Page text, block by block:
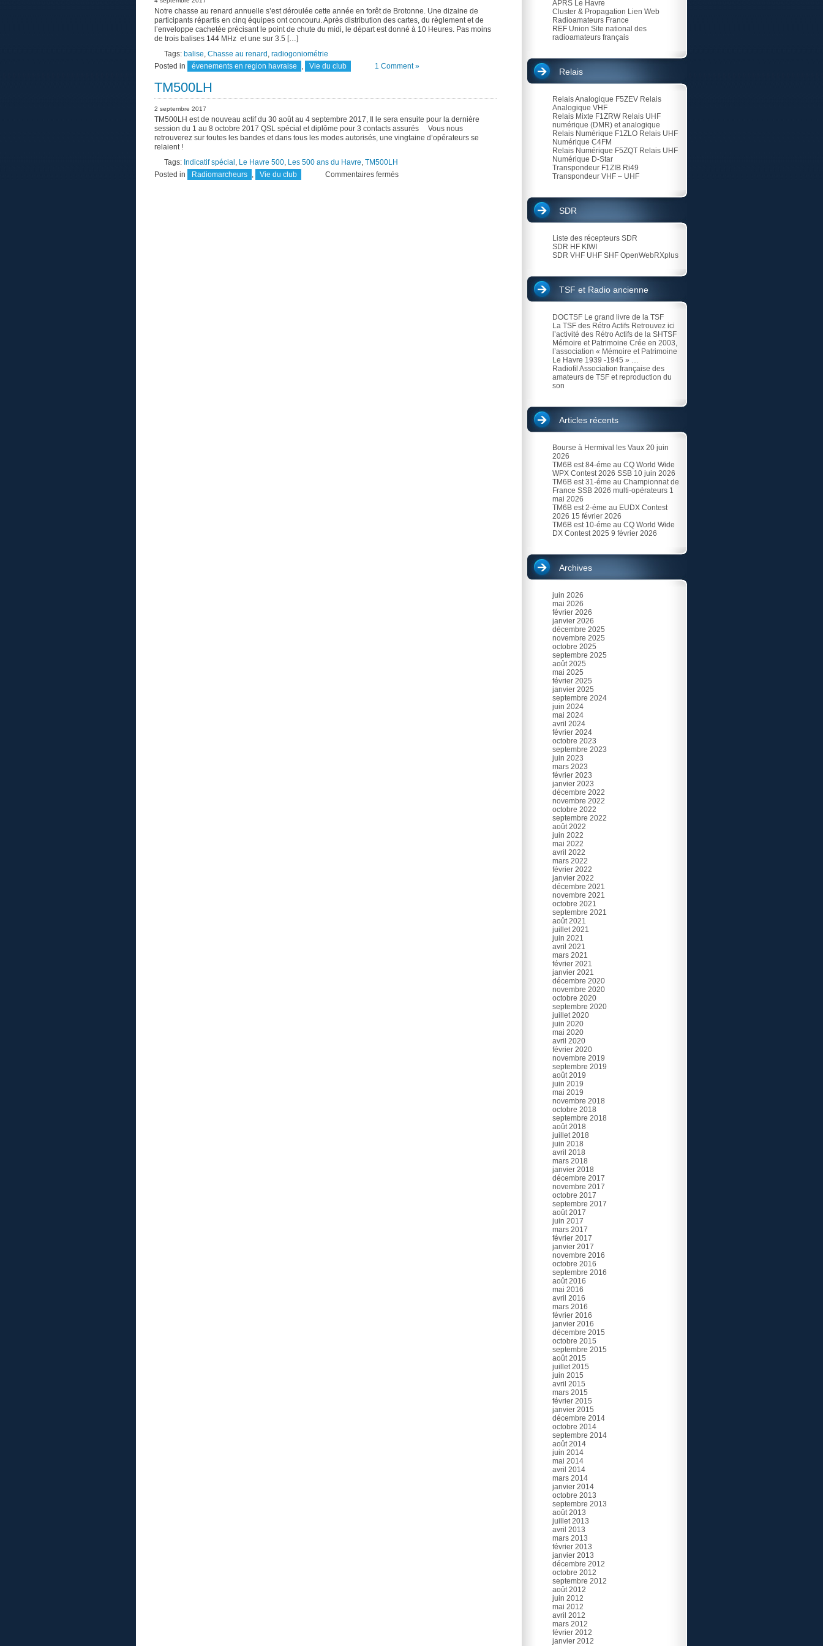
Notre chasse au renard annuelle s’est déroulée cette année en forêt de Brotonne. Une dizaine de
participants répartis en cinq équipes ont concouru. Après distribution des cartes, du règlement et de
l’enveloppe cachetée précisant le point de chute du midi, le départ est donné à 10 Heures. Pas moins
de trois balises 144 MHz et une sur 3.5 […]
Tags: balise, Chasse au renard , radiogoniométrie
Posted in
évenements en region havraise , Vie du club 1 Comment »
TM500LH
2 septembre 2017
TM500LH est de nouveau actif du 30 août au 4 septembre 2017, Il le sera ensuite pour la dernière
session du 1 au 8 octobre 2017 QSL spécial et diplôme pour 3 contacts assurés Vous nous
retrouverez sur toutes les bandes et dans tous les modes autorisés, une vingtaine d’opérateurs se
relaient !
Tags: Indicatif spécial , Le Havre 500, Les 500 ans du Havre, TM500LH
Posted in
Radiomarcheurs , Vie du club Commentaires fermés
APRS Le Havre
Cluster & Propagation Lien Web
Radioamateurs France
REF Union Site national des
radioamateurs français
Relais
Relais Analogique F5ZEV Relais
Analogique VHF
Relais Mixte F1ZRWRelais UHF
numérique (DMR) et analogique
Relais Numérique F1ZLO Relais UHF
Numérique C4FM
Relais Numérique F5ZQT Relais UHF
Numérique D-Star
Transpondeur F1ZIB Ri49
Transpondeur VHF – UHF
SDR
Liste des récepteurs SDR
SDR HF KIWI
SDR VHF UHF SHF OpenWebRXplus
TSF et Radio ancienne
DOCTSF Le grand livre de la TSF
La TSF des Rétro Actifs Retrouvez ici
l’activité des Rétro Actifs de la SHTSF
Mémoire et Patrimoine Crée en 2003,
l’association « Mémoire et Patrimoine
Le Havre 1939 -1945 » …
Radiofil Association française des
amateurs de TSF et reproduction du
son
Articles récents
Bourse à Hermival les Vaux 20 juin
2026
TM6B est 84-éme au CQ World Wide
WPX Contest 2026 SSB 10 juin 2026
TM6B est 31-éme au Championnat de
France SSB 2026 multi-opérateurs 1
mai 2026
TM6B est 2-éme au EUDX Contest
2026 15 février 2026
TM6B est 10-éme au CQ World Wide
DX Contest 2025 9 février 2026
Archives
juin 2026
mai 2026
février 2026
janvier 2026
décembre 2025
novembre 2025
octobre 2025
septembre 2025
août 2025
mai 2025
février 2025
janvier 2025
septembre 2024
juin 2024
mai 2024
avril 2024
février 2024
octobre 2023
septembre 2023
juin 2023
mars 2023
février 2023
janvier 2023
décembre 2022
novembre 2022
octobre 2022
septembre 2022
août 2022
juin 2022
mai 2022
avril 2022
mars 2022
février 2022
janvier 2022
décembre 2021
novembre 2021
octobre 2021
septembre 2021
août 2021
juillet 2021
juin 2021
avril 2021
mars 2021
février 2021
janvier 2021
décembre 2020
novembre 2020
octobre 2020
septembre 2020
juillet 2020
juin 2020
mai 2020
avril 2020
février 2020
novembre 2019
septembre 2019
août 2019
juin 2019
mai 2019
novembre 2018
octobre 2018
septembre 2018
août 2018
juillet 2018
juin 2018
avril 2018
mars 2018
janvier 2018
décembre 2017
novembre 2017
octobre 2017
septembre 2017
août 2017
juin 2017
mars 2017
février 2017
janvier 2017
novembre 2016
octobre 2016
septembre 2016
août 2016
mai 2016
avril 2016
mars 2016
février 2016
janvier 2016
décembre 2015
octobre 2015
septembre 2015
août 2015
juillet 2015
juin 2015
avril 2015
mars 2015
février 2015
janvier 2015
décembre 2014
octobre 2014
septembre 2014
août 2014
juin 2014
mai 2014
avril 2014
mars 2014
janvier 2014
octobre 2013
septembre 2013
août 2013
juillet 2013
avril 2013
mars 2013
février 2013
janvier 2013
décembre 2012
octobre 2012
septembre 2012
août 2012
juin 2012
mai 2012
avril 2012
mars 2012
février 2012
janvier 2012